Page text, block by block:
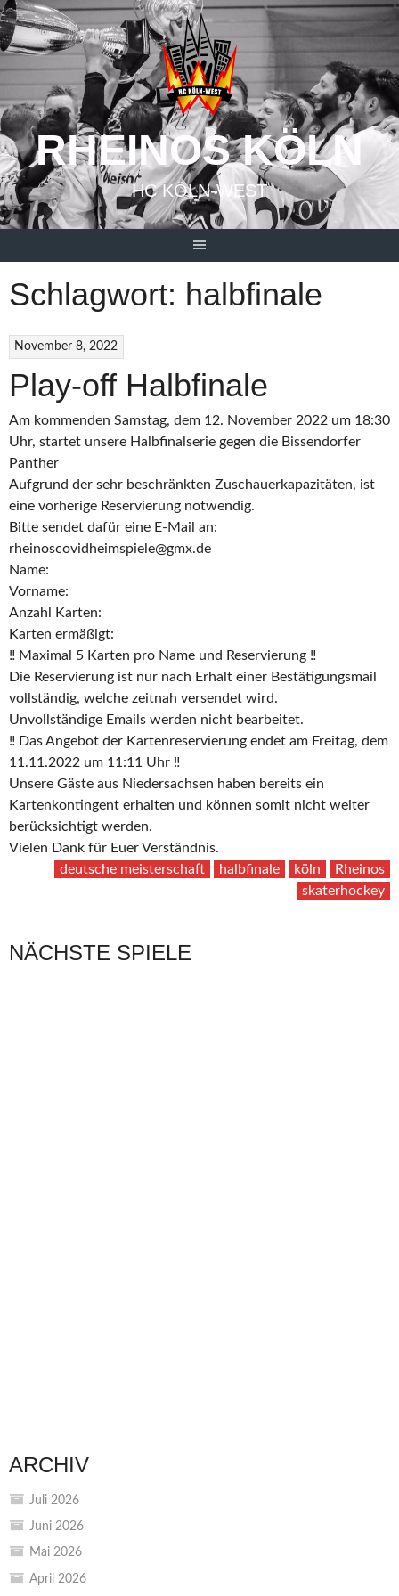
Springe
zum
Inhalt
RHEINOS KÖLN
HC KÖLN-WEST
Schlagwort: halbfinale
November 8, 2022
Play-off Halbfinale
Am kommenden Samstag, dem 12. November 2022 um 18:30
Uhr, startet unsere Halbfinalserie gegen die Bissendorfer
Panther
Aufgrund der sehr beschränkten Zuschauerkapazitäten, ist
eine vorherige Reservierung notwendig.
Bitte sendet dafür eine E-Mail an:
rheinoscovidheimspiele@gmx.de
Name:
Vorname:
Anzahl Karten:
Karten ermäßigt:
‼️ Maximal 5 Karten pro Name und Reservierung ‼️
Die Reservierung ist nur nach Erhalt einer Bestätigungsmail
vollständig, welche zeitnah versendet wird.
Unvollständige Emails werden nicht bearbeitet.
‼️ Das Angebot der Kartenreservierung endet am Freitag, dem
11.11.2022 um 11:11 Uhr ‼️
Unsere Gäste aus Niedersachsen haben bereits ein
Kartenkontingent erhalten und können somit nicht weiter
berücksichtigt werden.
Vielen Dank für Euer Verständnis.
deutsche meisterschaft
halbfinale köln
Rheinos
skaterhockey
NÄCHSTE SPIELE
ARCHIV
Juli 2026
Juni 2026
Mai 2026
April 2026